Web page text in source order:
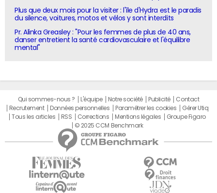
Plus que deux mois pour la visiter : l'île d'Hydra est le paradis
du silence, voitures, motos et vélos y sont interdits
Pr. Alinka Greasley : "Pour les femmes de plus de 40 ans,
danser entretient la santé cardiovasculaire et l'équilibre
mental"
Qui sommes-nous ? L'équipe Notre société Publicité
Contact
Recrutement
Données personnelles Paramétrer les cookies
Gérer Utiq
Tous les articles
RSS Corrections Mentions légales
Groupe Figaro
© 2025 CCM Benchmark